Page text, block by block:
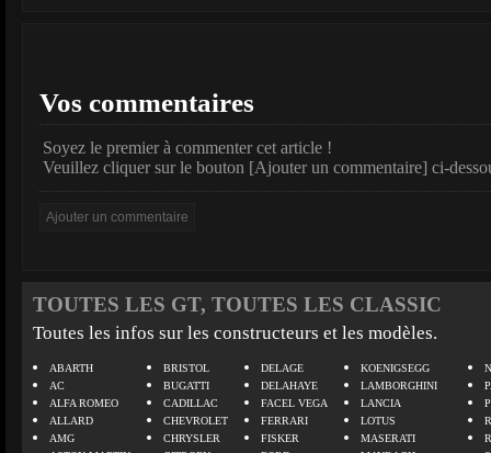
Vos commentaires
Soyez le premier à commenter cet article !
Veuillez cliquer sur le bouton [Ajouter un commentaire] ci-
TOUTES LES GT, TOUTES LES CLASSIC
Toutes les infos sur les constructeurs et les modèles.
ABARTH
AC
ALFA ROMEO
ALLARD
AMG
BRISTOL
BUGATTI
CADILLAC
CHEVROLET
CHRYSLER
DELAGE
DELAHAYE
FACEL VEGA
FERRARI
FISKER
KOENIGSEGG
LAMBORGHINI
LANCIA
LOTUS
MASERATI